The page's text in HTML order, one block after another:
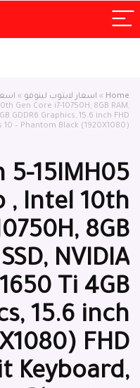
Home
» اسعار لابتوب لينوفو »
Gen Core i7-10750H, 8GB RAM,
GDDR6 Graphics, 15.6 inch FHD
‫(1920X1080) IPS 120Hz, Backlit Keyboard, Windows 10 – Phantom Black
5-15IMH05
, Intel 10th
8GB
NVIDIA
Ti 4GB
15.6 inch
Keyboard,